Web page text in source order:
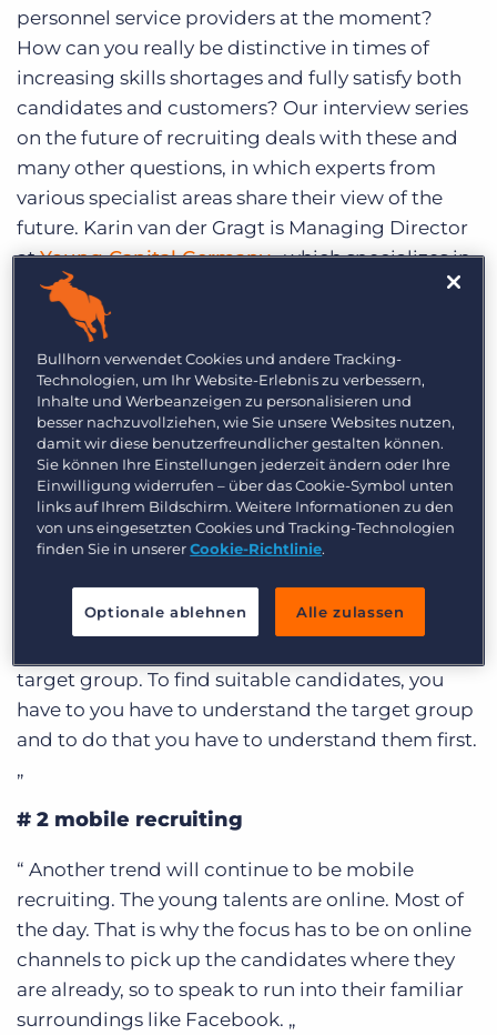
personnel service providers at the moment?
How can you really be distinctive in times of
increasing skills shortages and fully satisfy both
candidates and customers? Our interview series
on the future of recruiting deals with these and
many other questions, in which experts from
various specialist areas share their view of the
future. Karin van der Gragt is Managing Director
atYoung Capital Germany, which specializes in
the placement of students, graduates and young
professionals.
insider tips to reach the youngest generation on
the job market.
Which topics do you think will play a
central role in the coming year?
# 1 Understand Generation Z
A new generation is entering the job market,
Generation Z, and therefore the direction of
recruitment has to change. We no longer target
target group. To find suitable candidates, you
have to you have to understand the target group
and to do that you have to understand them first.
„
# 2 mobile recruiting
“ Another trend will continue to be mobile
recruiting. The young talents are online. Most of
the day. That is why the focus has to be on online
channels to pick up the candidates where they
are already, so to speak to run into their familiar
surroundings like Facebook. „
Bullhorn verwendet Cookies und andere Tracking-
Technologien, um Ihr Website-Erlebnis zu verbessern,
Inhalte und Werbeanzeigen zu personalisieren und
besser nachzuvollziehen, wie Sie unsere Websites nutzen,
damit wir diese benutzerfreundlicher gestalten können.
Sie können Ihre Einstellungen jederzeit ändern oder Ihre
Einwilligung widerrufen – über das Cookie-Symbol unten
links auf Ihrem Bildschirm. Weitere Informationen zu den
von uns eingesetzten Cookies und Tracking-Technologien
finden Sie in unsererCookie-Richtlinie.
Optionale ablehnen Alle zulassen